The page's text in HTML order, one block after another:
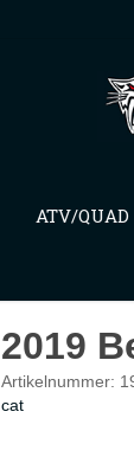
ATV/QUAD
2019
Artikelnummer:
cat